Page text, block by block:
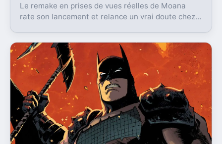
Le remake en prises de vues réelles de Moana
rate son lancement et relance un vrai doute chez